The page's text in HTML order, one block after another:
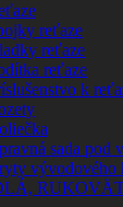
reťaze
reťaze
reťaze
k
sada pod
vývodového